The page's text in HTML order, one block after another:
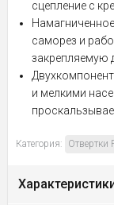
сцепление с
саморез и
закрепляемую
и мелкими
Категория: Отвертки